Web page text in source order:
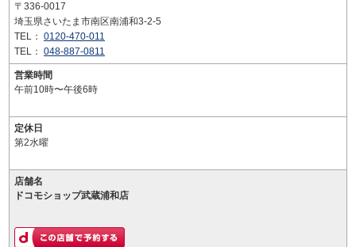
〒336-0017
埼玉県さいたま市南区南浦和3-2-5
TEL： 0120-470-011
TEL： 048-887-0811
営業時間
午前10時〜午後6時
定休日
第2水曜
店舗名
ドコモショップ武蔵浦和店